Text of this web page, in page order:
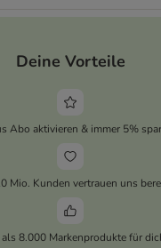
Deine Vorteile
Abo aktivieren & immer 5%
Mio. Kunden vertrauen uns
als 8.000 Markenprodukte für